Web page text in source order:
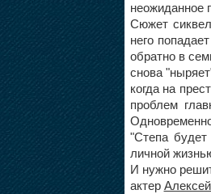
неожиданное
Сюжет
него
обратно в
снова
когда на
проблем
"Степа
личной
И нужно
актер